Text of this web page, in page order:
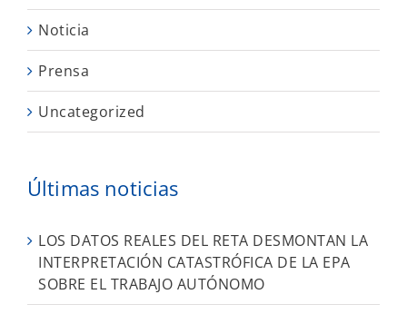
Noticia
Prensa
Uncategorized
Últimas noticias
LOS DATOS REALES DEL RETA DESMONTAN LA
INTERPRETACIÓN CATASTRÓFICA DE LA EPA
SOBRE EL TRABAJO AUTÓNOMO